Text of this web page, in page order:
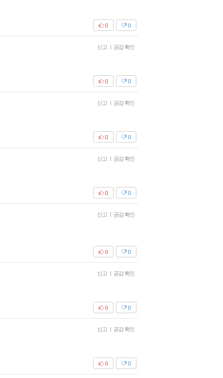
0
0
신고 | 공감 확인
0
0
신고 | 공감 확인
0
0
신고 | 공감 확인
0
0
신고 | 공감 확인
0
0
신고 | 공감 확인
0
0
신고 | 공감 확인
0
0